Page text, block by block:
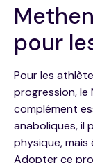
pour
Pour les
progression,
complément
anaboliques, il
physique,
Adopter ce